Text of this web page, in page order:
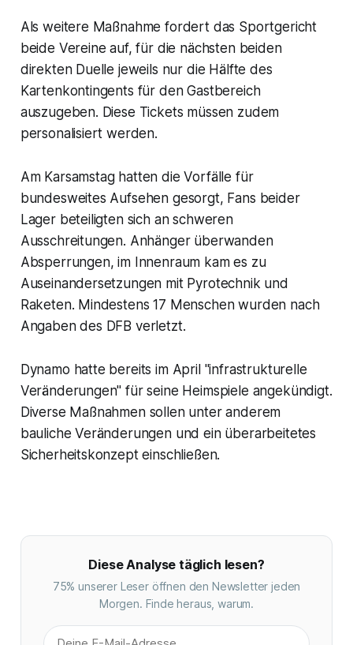
Als weitere Maßnahme fordert das Sportgericht
beide Vereine auf, für die nächsten beiden
direkten Duelle jeweils nur die Hälfte des
Kartenkontingents für den Gastbereich
auszugeben. Diese Tickets müssen zudem
personalisiert werden.
Am Karsamstag hatten die Vorfälle für
bundesweites Aufsehen gesorgt, Fans beider
Lager beteiligten sich an schweren
Ausschreitungen. Anhänger überwanden
Absperrungen, im Innenraum kam es zu
Auseinandersetzungen mit Pyrotechnik und
Raketen. Mindestens 17 Menschen wurden nach
Angaben des DFB verletzt.
Dynamo hatte bereits im April "infrastrukturelle
Veränderungen" für seine Heimspiele angekündigt.
Diverse Maßnahmen sollen unter anderem
bauliche Veränderungen und ein überarbeitetes
Sicherheitskonzept einschließen.
Diese Analyse täglich lesen?
75% unserer Leser öffnen den Newsletter jeden
Morgen. Finde heraus, warum.